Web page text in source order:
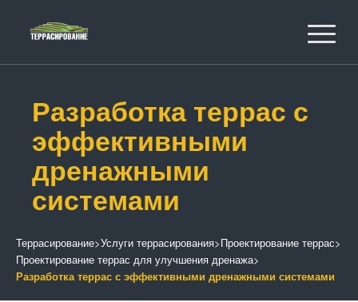
Разработка террас с
эффективными
дренажными
системами
Террасирование>Услуги террасирования>Проектирование террас>
Проектирование террас для улучшения дренажа>
Разработка террас с эффективными дренажными системами